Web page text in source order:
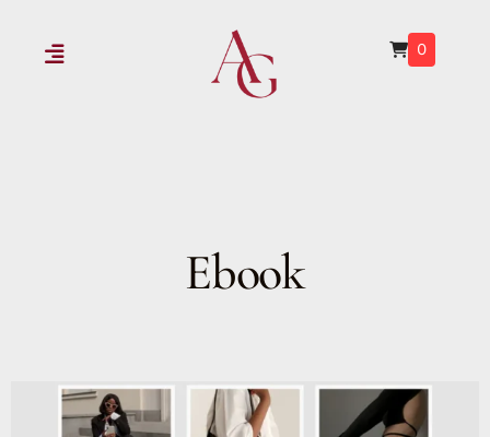
0
Ebook